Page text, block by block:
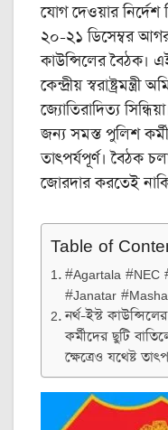
যোগ দেওয়ার নির্দেশ
২০-২১ ডিসেম্বর
কাউন্সিলের বৈঠক।
কেন্দ্রীয়
জ্যোতিরাদিত্য
জন্য সমস্ত পুলিশ
তাৎপর্যপূর্ণ। বৈঠক
জোরদার করতেই নাকি
Table of
#Agartala #NEC
#Janatar
নর্থ-ইস্ট
কর্মীদের ছুটি
ক্ষেত্রেও যথেষ্ট